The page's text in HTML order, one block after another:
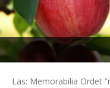
Läs: Memorabilia Ordet